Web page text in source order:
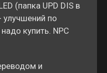
(папка UPD DIS в
улучшений по
купить. NPC
и